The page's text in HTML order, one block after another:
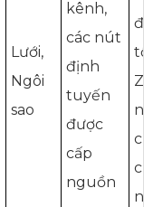
Lưới,
Ngôi
sao
kênh,
các nút
định
tuyến
được
cấp
nguồn